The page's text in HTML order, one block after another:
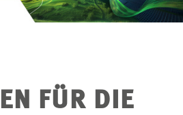
SERVICES
IM FOKUSFÜR DIE